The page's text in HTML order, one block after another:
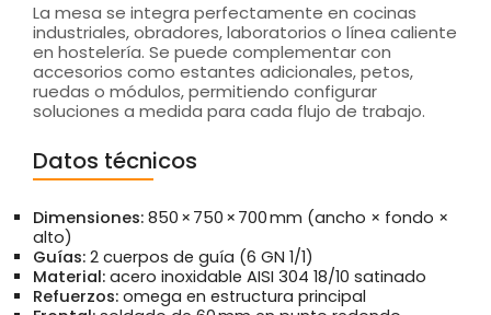
La mesa se integra perfectamente en cocinas
industriales, obradores, laboratorios o línea caliente
en hostelería. Se puede complementar con
accesorios como estantes adicionales, petos,
ruedas o módulos, permitiendo configurar
soluciones a medida para cada flujo de trabajo.
Datos técnicos
Dimensiones: 850 × 750 × 700 mm (ancho × fondo ×
alto)
Guías: 2 cuerpos de guía (6 GN 1/1)
Material: acero inoxidable AISI 304 18/10 satinado
Refuerzos: omega en estructura principal